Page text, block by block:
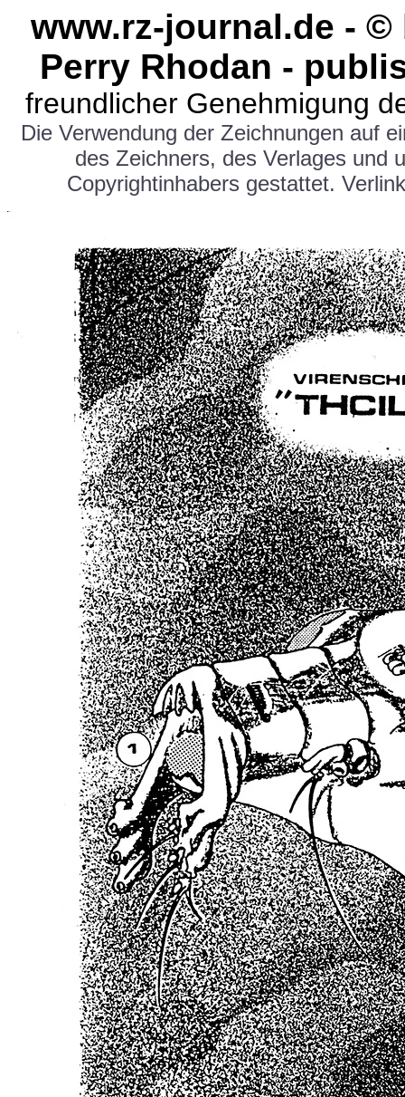
www.rz-journal.de -
Perry Rhodan -
freundlicher Genehmigung
Die Verwendung der Zeichnungen auf
des Zeichners, des Verlages und
Copyrightinhabers gestattet.